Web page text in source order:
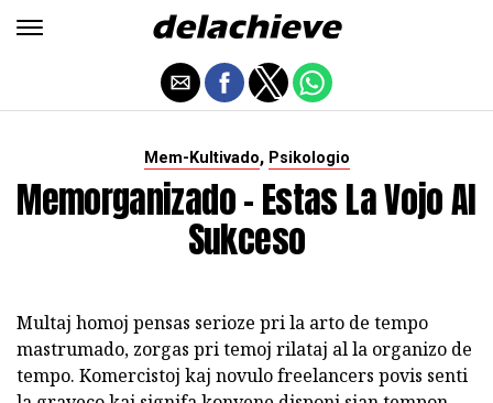
Mem-Kultivado, Psikologio
Memorganizado - Estas La Vojo Al
Sukceso
Multaj homoj pensas serioze pri la arto de tempo
mastrumado, zorgas pri temoj rilataj al la organizo de
tempo. Komercistoj kaj novulo freelancers povis senti